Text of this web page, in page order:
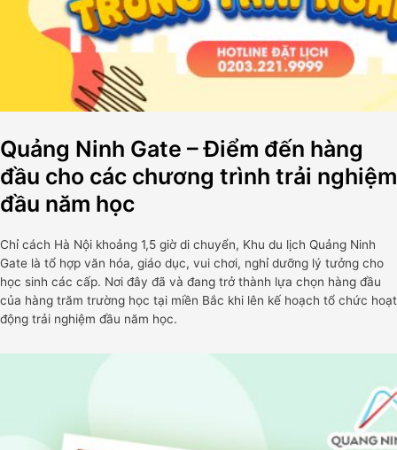
Quảng Ninh Gate – Điểm đến hàng
đầu cho các chương trình trải nghiệm
đầu năm học
Chỉ cách Hà Nội khoảng 1,5 giờ di chuyển, Khu du lịch Quảng Ninh
Gate là tổ hợp văn hóa, giáo dục, vui chơi, nghỉ dưỡng lý tưởng cho
học sinh các cấp. Nơi đây đã và đang trở thành lựa chọn hàng đầu
của hàng trăm trường học tại miền Bắc khi lên kế hoạch tổ chức hoạt
động trải nghiệm đầu năm học.